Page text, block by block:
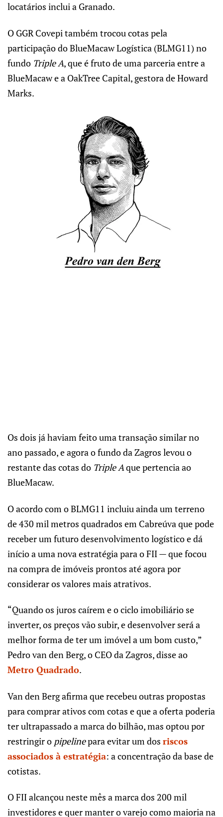
locatários inclui a Granado.
O GGR Covepi também trocou cotas pela
participação do BlueMacaw Logística (BLMG11) no
fundo Triple A, que é fruto de uma parceria entre a
BlueMacaw e a OakTree Capital, gestora de Howard
Marks.
Os dois já haviam feito uma transação similar no
ano passado, e agora o fundo da Zagros levou o
restante das cotas do Triple Aque pertencia ao
BlueMacaw.
O acordo com o BLMG11 incluiu ainda um terreno
de 430 mil metros quadrados em Cabreúva que pode
receber um futuro desenvolvimento logístico e dá
início a uma nova estratégia para o FII — que focou
na compra de imóveis prontos até agora por
considerar os valores mais atrativos.
“Quando os juros caírem e o ciclo imobiliário se
inverter, os preços vão subir, e desenvolver será a
melhor forma de ter um imóvel a um bom custo,”
Pedro van den Berg, o CEO da Zagros, disse ao
Metro Quadrado.
Van den Berg afirma que recebeu outras propostas
para comprar ativos com cotas e que a oferta poderia
ter ultrapassado a marca do bilhão, mas optou por
restringir o pipelinepara evitar um dos riscos
associados à estratégia: a concentração da base de
cotistas.
O FII alcançou neste mês a marca dos 200 mil
investidores e quer manter o varejo como maioria na